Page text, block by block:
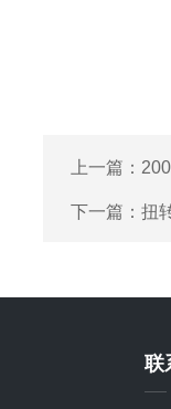
上一篇：
下一篇： 扭
联